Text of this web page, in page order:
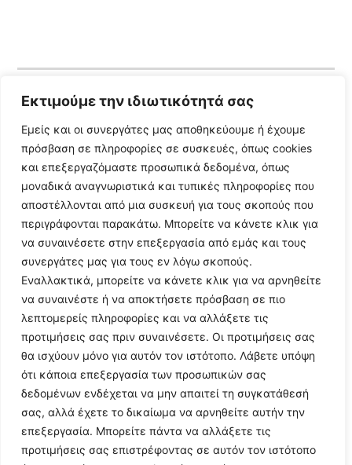
Εκτιμούμε την ιδιωτικότητά σας
Εμείς και οι συνεργάτες μας αποθηκεύουμε ή έχουμε
πρόσβαση σε πληροφορίες σε συσκευές, όπως cookies
και επεξεργαζόμαστε προσωπικά δεδομένα, όπως
μοναδικά αναγνωριστικά και τυπικές πληροφορίες που
αποστέλλονται από μια συσκευή για τους σκοπούς που
περιγράφονται παρακάτω. Μπορείτε να κάνετε κλικ για
να συναινέσετε στην επεξεργασία από εμάς και τους
συνεργάτες μας για τους εν λόγω σκοπούς.
Εναλλακτικά, μπορείτε να κάνετε κλικ για να αρνηθείτε
να συναινέστε ή να αποκτήσετε πρόσβαση σε πιο
λεπτομερείς πληροφορίες και να αλλάξετε τις
προτιμήσεις σας πριν συναινέσετε. Οι προτιμήσεις σας
θα ισχύουν μόνο για αυτόν τον ιστότοπο. Λάβετε υπόψη
ότι κάποια επεξεργασία των προσωπικών σας
δεδομένων ενδέχεται να μην απαιτεί τη συγκατάθεσή
σας, αλλά έχετε το δικαίωμα να αρνηθείτε αυτήν την
επεξεργασία. Μπορείτε πάντα να αλλάξετε τις
προτιμήσεις σας επιστρέφοντας σε αυτόν τον ιστότοπο
Follow Us
© 2024 All Rights Reserved
Η ιστοσελίδαargolikianaptiksi.grείναι πιστοποιημένη στο
ηλεκτρονικό Μητρώο Ηλεκτρονικού Τύπου της ΓΓ Επικοινωνίας